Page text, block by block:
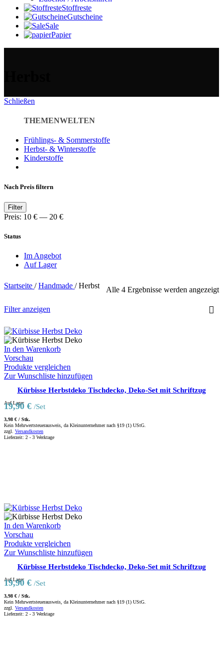
Stoffreste
Gutscheine
Sale
Papier
Schließen
THEMENWELTEN
Frühlings- & Sommerstoffe
Herbst- & Winterstoffe
Kinderstoffe
Nach Preis filtern
Min.
Preis
Max.
Preis
Filter
Preis: 10 € — 20 €
Status
Im Angebot
Auf Lager
Startseite / Handmade / Herbst Alle 4 Ergebnisse werden angezeigt
Filter anzeigen
In den Warenkorb
Vorschau
Produkte vergleichen
Zur Wunschliste hinzufügen
Kürbisse Herbstdeko Tischdecko, Deko-Set mit Schriftzug
Auf Lager
19,90 € /Set
3,98 € / Stk.
Kein Mehrwertsteuerausweis, da Kleinunternehmer nach §19 (1) UStG.
zzgl. Versandkosten
Lieferzeit: 2 - 3 Werktage
In den Warenkorb
Vorschau
Produkte vergleichen
Zur Wunschliste hinzufügen
Kürbisse Herbstdeko Tischdecko, Deko-Set mit Schriftzug
Auf Lager
19,90 € /Set
3,98 € / Stk.
Kein Mehrwertsteuerausweis, da Kleinunternehmer nach §19 (1) UStG.
zzgl. Versandkosten
Lieferzeit: 2 - 3 Werktage